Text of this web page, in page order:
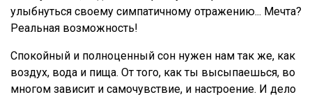
улыбнуться своему симпатичному отражению... Мечта?
Реальная возможность!
Спокойный и полноценный сон нужен нам так же, как
воздух, вода и пища. От того, как ты высыпаешься, во
многом зависит и самочувствие, и настроение. И дело